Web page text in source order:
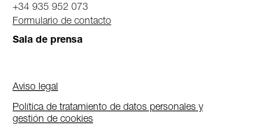
+34 935 952 073
Formulario de contacto
Sala de prensa
Aviso legal
Política de tratamiento de datos personales y
gestión de cookies